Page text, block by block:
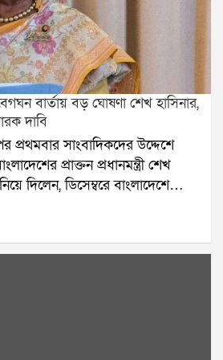
বার্তায় বড় ঘোষণা শেখ হাসিনার,
দাবি
সাংবাদিকদের উদ্দেশে
প্রাক্তন প্রধানমন্ত্রী শেখ
দিলেন, ডিসেম্বরে বাংলাদেশে
তবে ঠিক কোন দিনে ফিরবেন, তা
তিনি। বক্তব্য রাখতে গিয়ে
হয়ে পড়েন শেখ হাসিনা।অডিয়ো